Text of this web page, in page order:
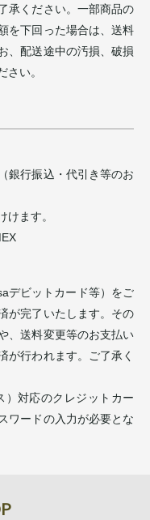
承ください。一部商品の
を下回った場合は、送料
、配送途中の汚損、破損
さい。
銀行振込・代引き等のお
ます。
デビットカード等）をご
が完了いたします。その
、送料変更等のお支払い
が行われます。ご了承く
）対応のクレジットカー
ワードの入力が必要とな